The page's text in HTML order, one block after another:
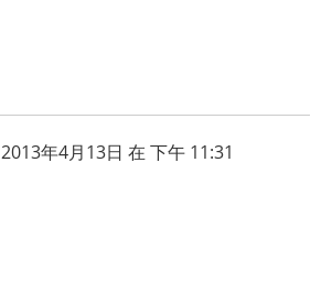
2013年4月13日 在 下午 11:31